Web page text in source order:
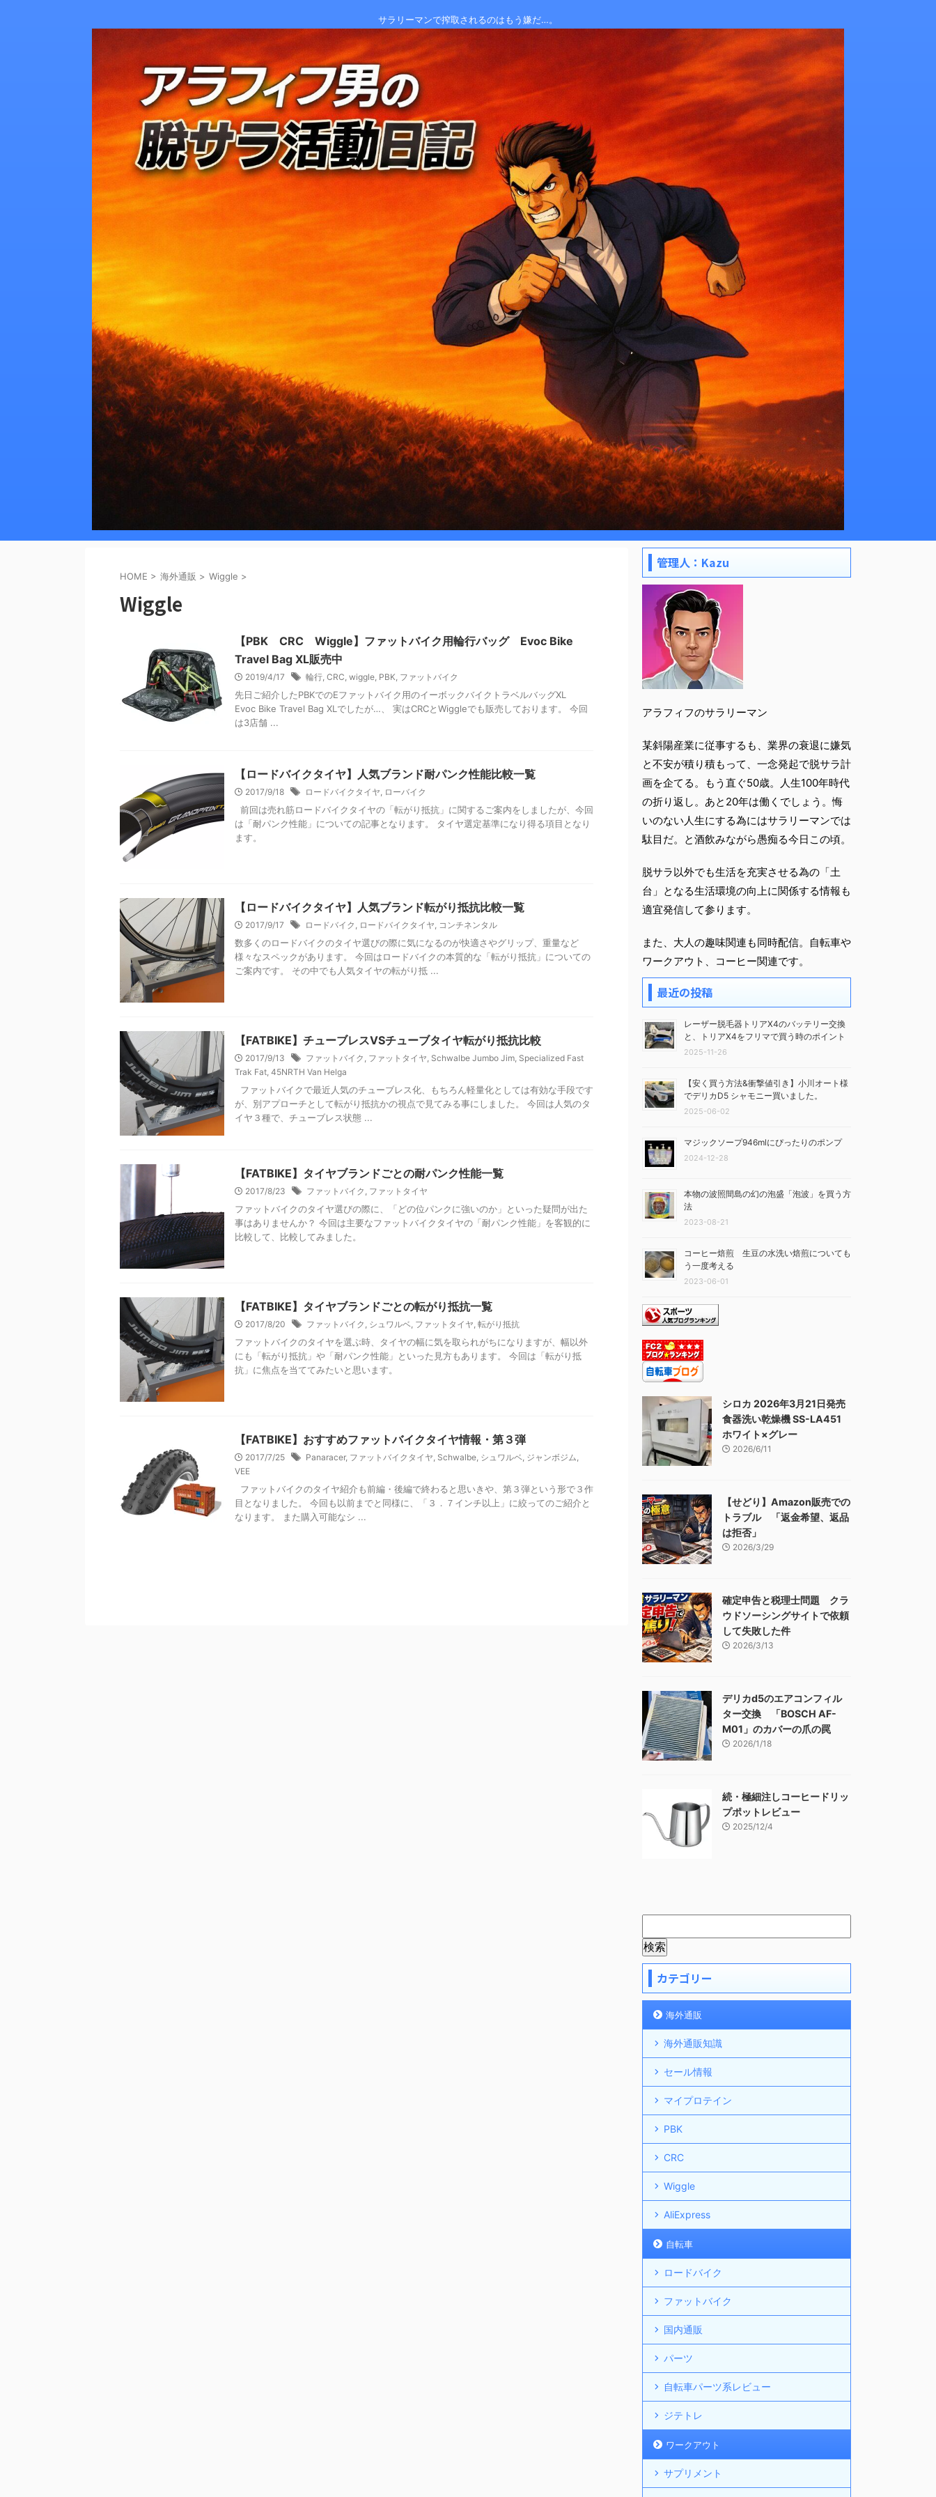
サラリーマンで搾取されるのはもう嫌だ…。
HOME > 海外通販 > Wiggle >
Wiggle
【PBK CRC Wiggle】ファットバイク用輪行バッグ Evoc Bike
Travel Bag XL販売中
2019/4/17 輪行, CRC, wiggle, PBK, ファットバイク
先日ご紹介したPBKでのEファットバイク用のイーボックバイクトラベルバッグXL
Evoc Bike Travel Bag XLでしたが…、 実はCRCとWiggleでも販売しております。 今回
は3店舗 ...
【ロードバイクタイヤ】人気ブランド耐パンク性能比較一覧
2017/9/18 ロードバイクタイヤ, ローバイク
前回は売れ筋ロードバイクタイヤの「転がり抵抗」に関するご案内をしましたが、今回
は「耐パンク性能」についての記事となります。 タイヤ選定基準になり得る項目となり
ます。
【ロードバイクタイヤ】人気ブランド転がり抵抗比較一覧
2017/9/17 ロードバイク , ロードバイクタイヤ, コンチネンタル
数多くのロードバイクのタイヤ選びの際に気になるのが快適さやグリップ、重量など
様々なスペックがあります。 今回はロードバイクの本質的な「転がり抵抗」についての
ご案内です。 その中でも人気タイヤの転がり抵 ...
【FATBIKE】チューブレスVSチューブタイヤ転がり抵抗比較
2017/9/13 ファットバイク , ファットタイヤ, Schwalbe Jumbo Jim, Specialized Fast
Trak Fat, 45NRTH Van Helga
ファットバイクで最近人気のチューブレス化、もちろん軽量化としては有効な手段です
が、別アプローチとして転がり抵抗かの視点で見てみる事にしました。 今回は人気のタ
イヤ３種で、チューブレス状態 ...
【FATBIKE】タイヤブランドごとの耐パンク性能一覧
2017/8/23 ファットバイク , ファットタイヤ
ファットバイクのタイヤ選びの際に、「どの位パンクに強いのか」といった疑問が出た
事はありませんか？ 今回は主要なファットバイクタイヤの「耐パンク性能」を客観的に
比較して、比較してみました。
【FATBIKE】タイヤブランドごとの転がり抵抗一覧
2017/8/20 ファットバイク , シュワルベ, ファットタイヤ, 転がり抵抗
ファットバイクのタイヤを選ぶ時、タイヤの幅に気を取られがちになりますが、幅以外
にも「転がり抵抗」や「耐パンク性能」といった見方もあります。 今回は「転がり抵
抗」に焦点を当ててみたいと思います。
【FATBIKE】おすすめファットバイクタイヤ情報・第３弾
2017/7/25 Panaracer, ファットバイクタイヤ, Schwalbe, シュワルベ, ジャンボジム,
VEE
ファットバイクのタイヤ紹介も前編・後編で終わると思いきや、第３弾という形で３作
目となりました。 今回も以前までと同様に、「３．７インチ以上」に絞ってのご紹介と
なります。 また購入可能なシ ...
管理人：Kazu
アラフィフのサラリーマン
某斜陽産業に従事するも、業界の衰退に嫌気
と不安が積り積もって、一念発起で脱サラ計
画を企てる。もう直ぐ50歳。人生100年時代
の折り返し。あと20年は働くでしょう。悔
いのない人生にする為にはサラリーマンでは
駄目だ。と酒飲みながら愚痴る今日この頃。
脱サラ以外でも生活を充実させる為の「土
台」となる生活環境の向上に関係する情報も
適宜発信して参ります。
また、大人の趣味関連も同時配信。自転車や
ワークアウト、コーヒー関連です。
最近の投稿
レーザー脱毛器トリアX4のバッテリー交換
と、トリアX4をフリマで買う時のポイント
2025-11-26
【安く買う方法&衝撃値引き】小川オート様
でデリカD5 シャモニー買いました。
2025-06-02
マジックソープ946mlにぴったりのポンプ
2024-12-28
本物の波照間島の幻の泡盛「泡波」を買う方
法
2023-08-21
コーヒー焙煎 生豆の水洗い焙煎についても
う一度考える
2023-06-01
シロカ 2026年3月21日発売
食器洗い乾燥機 SS-LA451
ホワイト×グレー
2026/6/11
【せどり】Amazon販売での
トラブル 「返金希望、返品
は拒否」
2026/3/29
確定申告と税理士問題 クラ
ウドソーシングサイトで依頼
して失敗した件
2026/3/13
デリカd5のエアコンフィル
ター交換 「BOSCH AF-
M01」のカバーの爪の罠
2026/1/18
続・極細注しコーヒードリッ
プポットレビュー
2025/12/4
カテゴリー
海外通販
海外通販知識
セール情報
マイプロテイン
PBK
CRC
Wiggle
AliExpress
自転車
ロードバイク
ファットバイク
国内通販
パーツ
自転車パーツ系レビュー
ジテトレ
ワークアウト
サプリメント